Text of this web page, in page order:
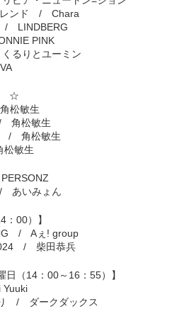
レンド / Chara
/ LINDBERG
PINK
るりとユーミン
☆
松敏生
角松敏生
/ 角松敏生
敏生
あいみょん
：00）】
/ Aぇ! group
/ 柴田恭兵
日（14：00～16：55）】
/ ダークダックス